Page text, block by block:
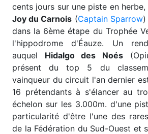
cents jours sur une piste en
Joy du Carnois (Captain Sparrow)
dans la 6ème étape du Trophée
l'hippodrome d'Éauze. Un
auquel Hidalgo des Noés
présent du top 5 du
vainqueur du circuit l'an dernier
16 prétendants à s'élancer au
échelon sur les 3.000m. d'une
particularité d'être l'une des
de la Fédération du Sud-Ouest et